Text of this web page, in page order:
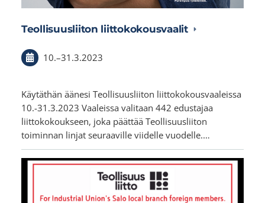
Teollisuusliiton liittokokousvaalit
10.–31.3.2023
Käytäthän äänesi Teollisuusliiton liittokokousvaaleissa
10.-31.3.2023 Vaaleissa valitaan 442 edustajaa
liittoko­koukseen, joka päättää Teollisuusliiton
toiminnan linjat seuraaville viidelle vuodelle.…